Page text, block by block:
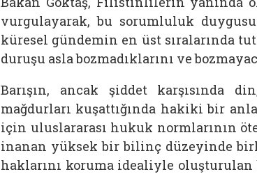
vurgulayarak, bu sorumluluk
küresel gündemin en üst sıralarında
duruşu asla bozmadıklarını ve
Barışın, ancak şiddet karşısında
mağdurları kuşattığında hakiki bir
için uluslararası hukuk normlarının
inanan yüksek bir bilinç düzeyinde
haklarını koruma idealiyle